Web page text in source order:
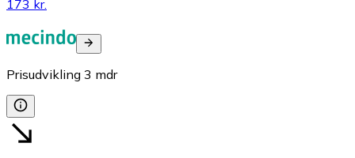
173 kr.
Prisudvikling 3 mdr